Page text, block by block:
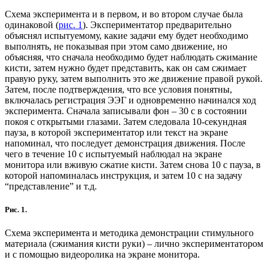
Схема эксперимента и в первом, и во втором случае была
одинаковой (рис. 1). Экспериментатор предварительно
объяснял испытуемому, какие задачи ему будет необходимо
выполнять, не показывая при этом само движение, но
объясняя, что сначала необходимо будет наблюдать сжимание
кисти, затем нужно будет представить, как он сам сжимает
правую руку, затем выполнить это же движение правой рукой.
Затем, после подтверждения, что все условия понятны,
включалась регистрация ЭЭГ и одновременно начинался ход
эксперимента. Сначала записывали фон – 30 с в состоянии
покоя с открытыми глазами. Затем следовала 10-секундная
пауза, в которой экспериментатор или текст на экране
напоминал, что последует демонстрация движения. После
чего в течение 10 с испытуемый наблюдал на экране
монитора или вживую сжатие кисти. Затем снова 10 с пауза, в
которой напоминалась инструкция, и затем 10 с на задачу
“представление” и т.д.
Рис. 1.
Схема эксперимента и методика демонстрации стимульного
материала (сжимания кисти руки) – лично экспериментатором
и с помощью видеоролика на экране монитора.